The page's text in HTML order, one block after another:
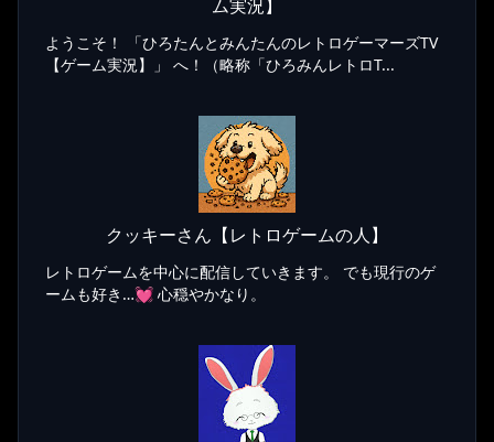
ム実況】
ようこそ！ 「ひろたんとみんたんのレトロゲーマーズTV
【ゲーム実況】」 へ！（略称「ひろみんレトロT...
クッキーさん【レトロゲームの人】
レトロゲームを中心に配信していきます。 でも現行のゲ
ームも好き…💓 心穏やかなり。